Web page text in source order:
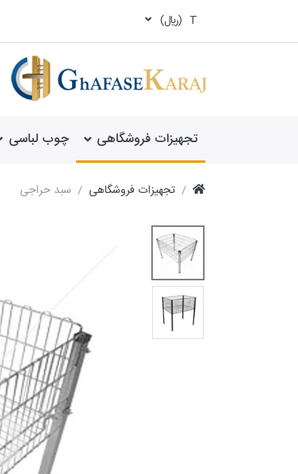
T (ريال)
تجهیزات فروشگاهی چوب لباسی
تجهیزات فروشگاهی سبد حراجی